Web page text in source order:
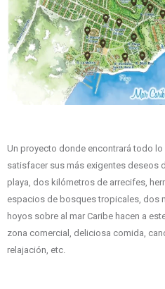
Un proyecto donde encontrará todo lo
satisfacer sus más exigentes deseos
playa, dos kilómetros de arrecifes,
espacios de bosques tropicales, dos
hoyos sobre al mar Caribe hacen a
zona comercial, deliciosa comida,
relajación, etc.